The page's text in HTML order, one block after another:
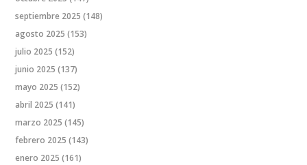
septiembre 2025 (148)
agosto 2025 (153)
julio 2025 (152)
junio 2025 (137)
mayo 2025 (152)
abril 2025 (141)
marzo 2025 (145)
febrero 2025 (143)
enero 2025 (161)